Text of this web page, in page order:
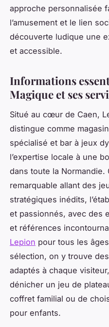
approche personnalisée
l’amusement et le lien
découverte ludique une
et accessible.
Informations
Magique et ses
Situé au cœur de Caen,
distingue comme
spécialisé et bar à jeux
l’expertise locale à une
dans toute la Normandie.
remarquable allant des
stratégiques inédits,
et passionnés, avec des
et références
Lepion pour tous les
sélection, on y trouve
adaptés à chaque
dénicher un jeu de
coffret familial ou de
pour enfants.